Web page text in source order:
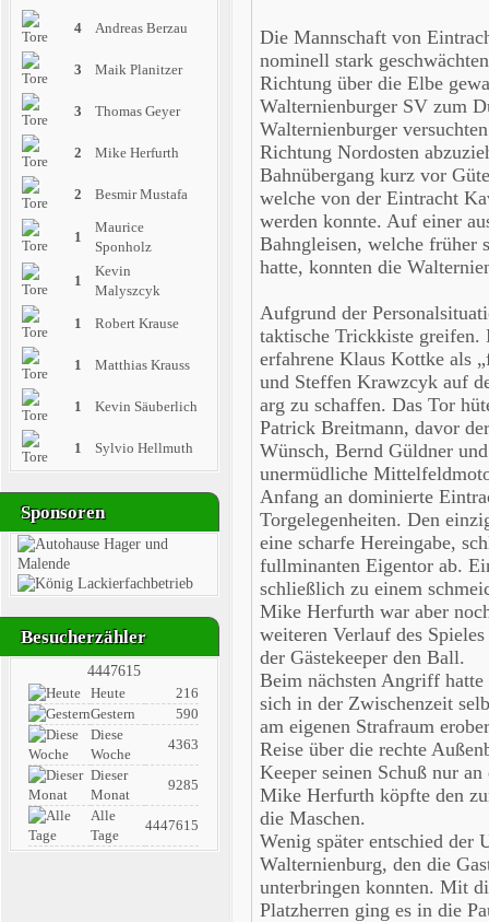
4 Andreas Berzau
3 Maik Planitzer
3 Thomas Geyer
2 Mike Herfurth
2 Besmir Mustafa
1
Maurice
Sponholz
1
Kevin
Malyszcyk
1
Robert Krause
1 Matthias Krauss
1 Kevin Säuberlich
1 Sylvio Hellmuth
Sponsoren
Besucherzähler
4447615
Heute
216
Gestern
590
Diese
Woche
4363
Dieser
Monat
9285
Alle
Tage
4447615
Die Mannschaft von
nominell stark
Richtung über die Elbe
Walternienburger SV zum
Walternienburger
Richtung Nordosten
Bahnübergang kurz vor
welche von der Eintracht
werden konnte. Auf einer
Bahngleisen, welche früher
hatte, konnten die
Aufgrund der
taktische Trickkiste
erfahrene Klaus Kottke als
und Steffen Krawzcyk auf
arg zu schaffen. Das Tor
Patrick Breitmann, davor
Wünsch, Bernd Güldner
unermüdliche
Anfang an dominierte
Torgelegenheiten. Den
eine scharfe Hereingabe,
fullminanten Eigentor ab.
schließlich zu einem
Mike Herfurth war aber
weiteren Verlauf des
der Gästekeeper den Ball.
Beim nächsten Angriff
sich in der Zwischenzeit
am eigenen Strafraum
Reise über die rechte
Keeper seinen Schuß nur
Mike Herfurth köpfte den
die Maschen.
Wenig später entschied der
Walternienburg, den die
unterbringen konnten. Mit
Platzherren ging es in die